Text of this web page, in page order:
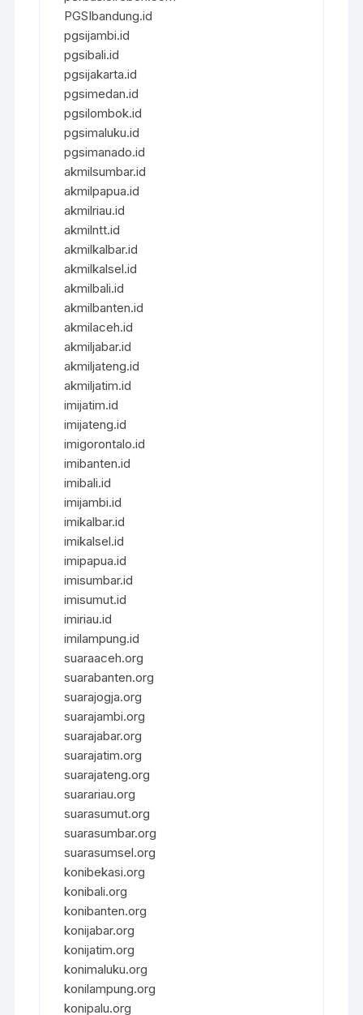
PGSIbandung.id
pgsijambi.id
pgsibali.id
pgsijakarta.id
pgsimedan.id
pgsilombok.id
pgsimaluku.id
pgsimanado.id
akmilsumbar.id
akmilpapua.id
akmilriau.id
akmilntt.id
akmilkalbar.id
akmilkalsel.id
akmilbali.id
akmilbanten.id
akmilaceh.id
akmiljabar.id
akmiljateng.id
akmiljatim.id
imijatim.id
imijateng.id
imigorontalo.id
imibanten.id
imibali.id
imijambi.id
imikalbar.id
imikalsel.id
imipapua.id
imisumbar.id
imisumut.id
imiriau.id
imilampung.id
suaraaceh.org
suarabanten.org
suarajogja.org
suarajambi.org
suarajabar.org
suarajatim.org
suarajateng.org
suarariau.org
suarasumut.org
suarasumbar.org
suarasumsel.org
konibekasi.org
konibali.org
konibanten.org
konijabar.org
konijatim.org
konimaluku.org
konilampung.org
konipalu.org